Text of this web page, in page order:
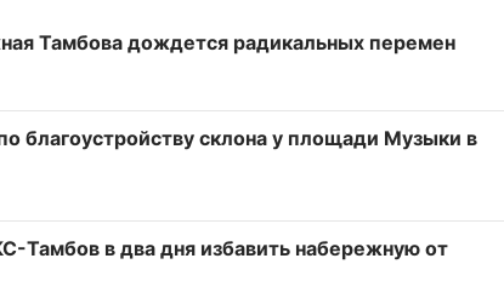
Тамбова дождется радикальных перемен
благоустройству склона у площади Музыки в
Тамбов в два дня избавить набережную от